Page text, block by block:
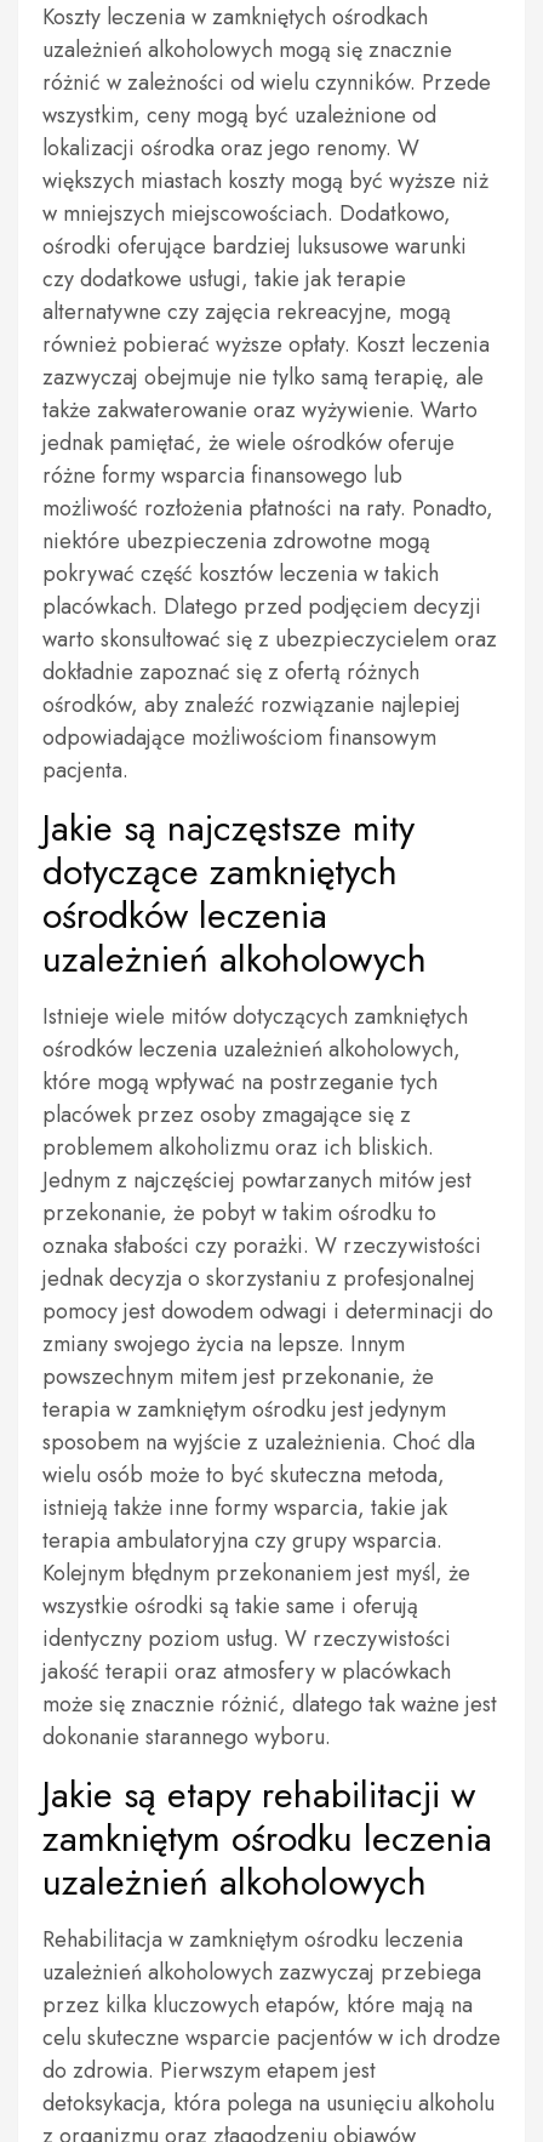
Koszty leczenia w zamkniętych ośrodkach
uzależnień alkoholowych mogą się znacznie
różnić w zależności od wielu czynników. Przede
wszystkim, ceny mogą być uzależnione od
lokalizacji ośrodka oraz jego renomy. W
większych miastach koszty mogą być wyższe niż
w mniejszych miejscowościach. Dodatkowo,
ośrodki oferujące bardziej luksusowe warunki
czy dodatkowe usługi, takie jak terapie
alternatywne czy zajęcia rekreacyjne, mogą
również pobierać wyższe opłaty. Koszt leczenia
zazwyczaj obejmuje nie tylko samą terapię, ale
także zakwaterowanie oraz wyżywienie. Warto
jednak pamiętać, że wiele ośrodków oferuje
różne formy wsparcia finansowego lub
możliwość rozłożenia płatności na raty. Ponadto,
niektóre ubezpieczenia zdrowotne mogą
pokrywać część kosztów leczenia w takich
placówkach. Dlatego przed podjęciem decyzji
warto skonsultować się z ubezpieczycielem oraz
dokładnie zapoznać się z ofertą różnych
ośrodków, aby znaleźć rozwiązanie najlepiej
odpowiadające możliwościom finansowym
pacjenta.
Jakie są najczęstsze mity
dotyczące zamkniętych
ośrodków leczenia
uzależnień alkoholowych
Istnieje wiele mitów dotyczących zamkniętych
ośrodków leczenia uzależnień alkoholowych,
które mogą wpływać na postrzeganie tych
placówek przez osoby zmagające się z
problemem alkoholizmu oraz ich bliskich.
Jednym z najczęściej powtarzanych mitów jest
przekonanie, że pobyt w takim ośrodku to
oznaka słabości czy porażki. W rzeczywistości
jednak decyzja o skorzystaniu z profesjonalnej
pomocy jest dowodem odwagi i determinacji do
zmiany swojego życia na lepsze. Innym
powszechnym mitem jest przekonanie, że
terapia w zamkniętym ośrodku jest jedynym
sposobem na wyjście z uzależnienia. Choć dla
wielu osób może to być skuteczna metoda,
istnieją także inne formy wsparcia, takie jak
terapia ambulatoryjna czy grupy wsparcia.
Kolejnym błędnym przekonaniem jest myśl, że
wszystkie ośrodki są takie same i oferują
identyczny poziom usług. W rzeczywistości
jakość terapii oraz atmosfery w placówkach
może się znacznie różnić, dlatego tak ważne jest
dokonanie starannego wyboru.
Jakie są etapy rehabilitacji w
zamkniętym ośrodku leczenia
uzależnień alkoholowych
Rehabilitacja w zamkniętym ośrodku leczenia
uzależnień alkoholowych zazwyczaj przebiega
przez kilka kluczowych etapów, które mają na
celu skuteczne wsparcie pacjentów w ich drodze
do zdrowia. Pierwszym etapem jest
detoksykacja, która polega na usunięciu alkoholu